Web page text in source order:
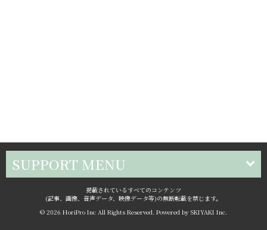
SUPPORT MENU
掲載されているすべてのコンテンツ
(記事、画像、音声データ、映像データ等)の無断転載を禁じます。
© 2026 HoriPro Inc All Rights Reserved. Powered by SKIYAKI Inc.